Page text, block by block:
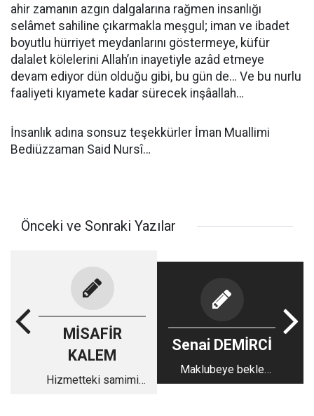
ahir zamanın azgın dalgalarına rağmen insanlığı
selâmet sahiline çıkarmakla meşgul; iman ve ibadet
boyutlu hürriyet meydanlarını göstermeye, küfür
dalalet kölelerini Allah’ın inayetiyle azâd etmeye
devam ediyor dün olduğu gibi, bu gün de… Ve bu nurlu
faaliyeti kıyamete kadar sürecek inşâallah…
İnsanlık adına sonsuz teşekkürler İman Muallimi
Bediüzzaman Said Nursî…
Önceki ve Sonraki Yazılar
MİSAFİR
KALEM
Hizmetteki samimi
Senai DEMİRCİ
Maklubeye bekle
beni...